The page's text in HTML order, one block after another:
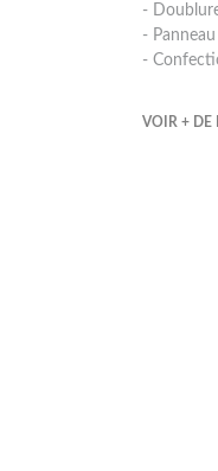
-
-
-
VOIR + DE